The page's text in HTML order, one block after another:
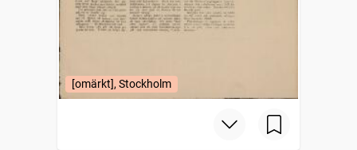
[omärkt], Stockholm